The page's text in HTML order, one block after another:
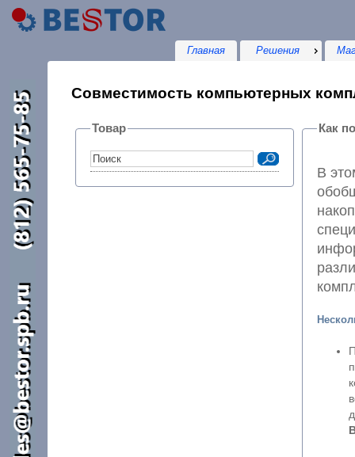
Главная Решения
Совместимость компьютерных
Товар Как
В